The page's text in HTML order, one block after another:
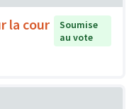
la cour
Soumise
au vote